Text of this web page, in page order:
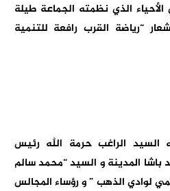
الذي نظمته الجماعة طيلة
“رياضة القرب رافعة للتنمية
السيد الراغب حرمة الله رئيس
باشا المدينة و السيد “محمد سالم
لوادي الذهب ” و رؤساء المجالس